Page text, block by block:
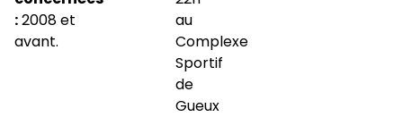
:2008 et
avant.
au
Complexe
Sportif
de
Gueux